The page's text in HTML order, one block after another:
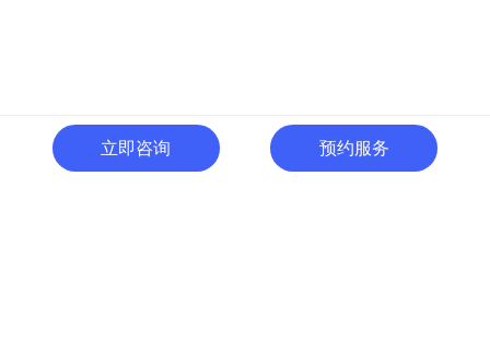
全国热线: 400-996-0801
立即咨询 预约服务